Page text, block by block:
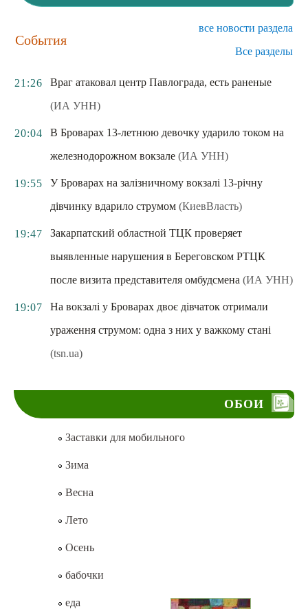
События
все новости раздела
Все разделы
21:26
Враг атаковал центр Павлограда, есть раненые
(ИА УНН)
20:04
В Броварах 13-летнюю девочку ударило током на
железнодорожном вокзале (ИА УНН)
19:55
У Броварах на залізничному вокзалі 13-річну
дівчинку вдарило струмом (КиевВласть)
19:47
Закарпатский областной ТЦК проверяет
выявленные нарушения в Береговском РТЦК
после визита представителя омбудсмена (ИА УНН)
19:07
На вокзалі у Броварах двоє дівчаток отримали
ураження струмом: одна з них у важкому стані
(tsn.ua)
ОБОИ
Заставки для мобильного
Зима
Весна
Лето
Осень
бабочки
еда